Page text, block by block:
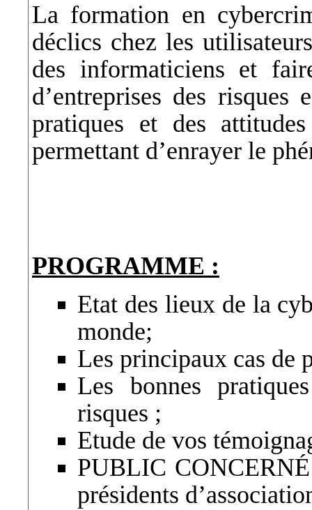
La formation en
déclics chez les
des informaticiens et
d’entreprises des risques
pratiques et des
permettant d’enrayer le
PROGRAMME :
Etat des lieux de la
monde;
Les principaux cas de
Les bonnes
risques ;
Etude de vos
PUBLIC
présidents